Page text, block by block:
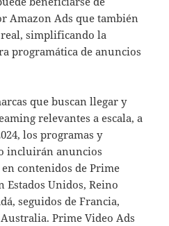
Amazon Ads que también
simplificando la
programática de anuncios
que buscan llegar y
relevantes a escala, a
los programas y
incluirán anuncios
contenidos de Prime
Unidos, Reino
seguidos de Francia,
Prime Video Ads